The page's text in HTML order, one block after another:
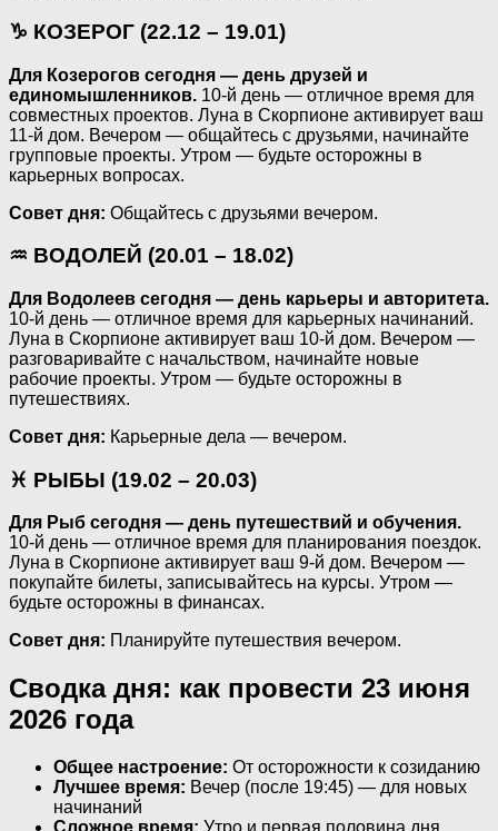
♑ КОЗЕРОГ (22.12 – 19.01)
Для Козерогов сегодня — день друзей и
единомышленников. 10-й день — отличное время для
совместных проектов. Луна в Скорпионе активирует ваш
11-й дом. Вечером — общайтесь с друзьями, начинайте
групповые проекты. Утром — будьте осторожны в
карьерных вопросах.
Совет дня: Общайтесь с друзьями вечером.
♒ ВОДОЛЕЙ (20.01 – 18.02)
Для Водолеев сегодня — день карьеры и авторитета.
10-й день — отличное время для карьерных начинаний.
Луна в Скорпионе активирует ваш 10-й дом. Вечером —
разговаривайте с начальством, начинайте новые
рабочие проекты. Утром — будьте осторожны в
путешествиях.
Совет дня: Карьерные дела — вечером.
♓ РЫБЫ (19.02 – 20.03)
Для Рыб сегодня — день путешествий и обучения.
10-й день — отличное время для планирования поездок.
Луна в Скорпионе активирует ваш 9-й дом. Вечером —
покупайте билеты, записывайтесь на курсы. Утром —
будьте осторожны в финансах.
Совет дня: Планируйте путешествия вечером.
Сводка дня: как провести 23 июня
2026 года
Общее настроение: От осторожности к созиданию
Лучшее время: Вечер (после 19:45) — для новых
начинаний